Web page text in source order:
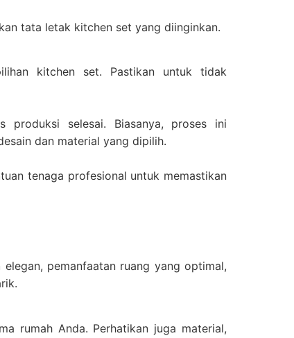
tata letak kitchen set yang diinginkan.
kitchen set. Pastikan untuk tidak
produksi selesai. Biasanya, proses ini
dan material yang dipilih.
tenaga profesional untuk memastikan
pemanfaatan ruang yang optimal,
rumah Anda. Perhatikan juga material,